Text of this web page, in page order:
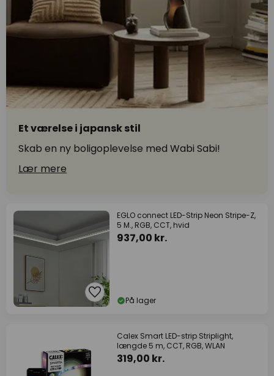
Et værelse i japansk stil
Skab en ny boligoplevelse med Wabi Sabi!
Lær mere
EGLO connect LED-Strip Neon Stripe-Z,
5 M., RGB, CCT, hvid
937,00 kr.
På lager
Calex Smart LED-strip Striplight,
længde 5 m, CCT, RGB, WLAN
319,00 kr.